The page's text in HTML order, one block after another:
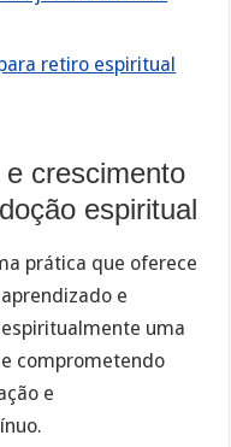
retiro espiritual
crescimento
espiritual
prática que oferece
e
uma
comprometendo
e